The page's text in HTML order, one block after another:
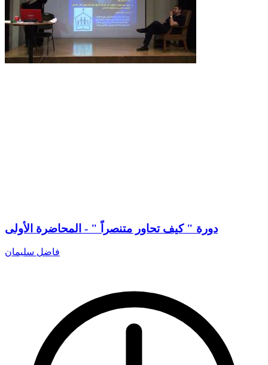
دورة " كيف تحاور متنصراً " - المحاضرة الأولى
فاضل سليمان